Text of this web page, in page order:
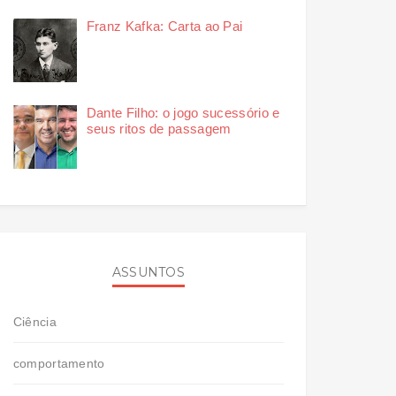
Franz Kafka: Carta ao Pai
Dante Filho: o jogo sucessório e
seus ritos de passagem
ASSUNTOS
Ciência
comportamento